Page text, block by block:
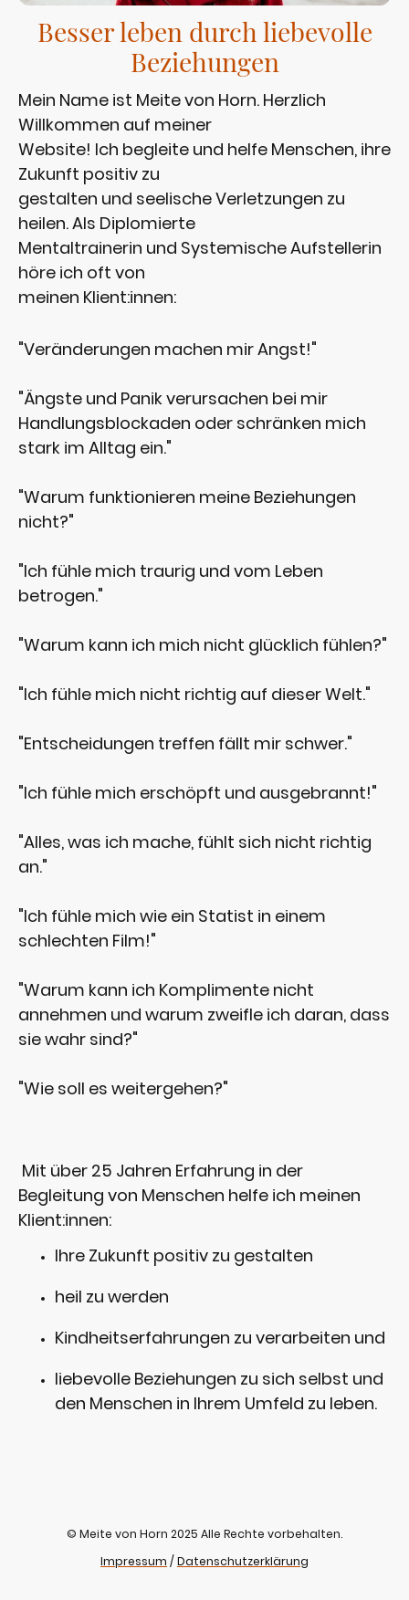
Besser leben durch liebevolle
Beziehungen
Mein Name ist Meite von Horn. Herzlich
Willkommen auf meiner
Website! Ich begleite und helfe Menschen, ihre
Zukunft positiv zu
gestalten und seelische Verletzungen zu
heilen. Als Diplomierte
Mentaltrainerin und Systemische Aufstellerin
höre ich oft von
meinen Klient:innen:
"Veränderungen machen mir Angst!"
"Ängste und Panik verursachen bei mir
Handlungsblockaden oder schränken mich
stark im Alltag ein."
"Warum funktionieren meine Beziehungen
nicht?"
"Ich fühle mich traurig und vom Leben
betrogen."
"Warum kann ich mich nicht glücklich fühlen?"
"Ich fühle mich nicht richtig auf dieser Welt."
"Entscheidungen treffen fällt mir schwer."
"Ich fühle mich erschöpft und ausgebrannt!"
"Alles, was ich mache, fühlt sich nicht richtig
an."
"Ich fühle mich wie ein Statist in einem
schlechten Film!"
"Warum kann ich Komplimente nicht
annehmen und warum zweifle ich daran, dass
sie wahr sind?"
"Wie soll es weitergehen?"
Mit über 25 Jahren Erfahrung in der
Begleitung von Menschen helfe ich meinen
Klient:innen:
Ihre Zukunft positiv zu gestalten
heil zu werden
Kindheitserfahrungen zu verarbeiten und
liebevolle Beziehungen zu sich selbst und
den Menschen in Ihrem Umfeld zu leben.
© Meite von Horn 2025 Alle Rechte vorbehalten.
Impressum /Datenschutzerklärung